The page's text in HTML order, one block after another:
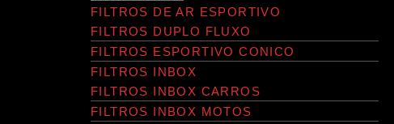
FILTROS DE AR ESPORTIVO
FILTROS DUPLO FLUXO
FILTROS ESPORTIVO CONICO
FILTROS INBOX
FILTROS INBOX CARROS
FILTROS INBOX MOTOS